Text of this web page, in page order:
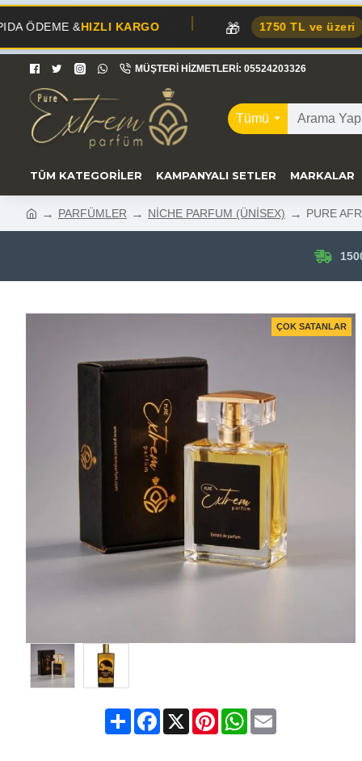
KARGO 🎁 1750 TL ve üzeri alışverişlerde
MÜŞTERI HIZMETLERI: 05524203326
Tümü
TÜM KATEGORILER KAMPANYALI SETLER MARKALAR
PARFÜMLER NİCHE PARFUM (ÜNİSEX) PURE
ÇOK SATANLAR
ShareFacebook
X PinterestWhatsApp
Email